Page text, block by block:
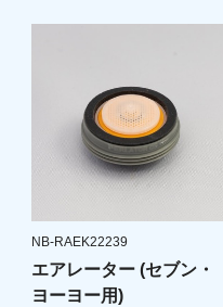
NB-RAEK22239
エアレーター (セブン・
ヨーヨー用)